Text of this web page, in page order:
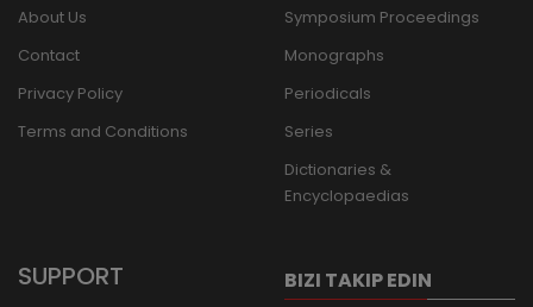
About Us
Contact
Privacy Policy
Terms and Conditions
Symposium Proceedings
Monographs
Periodicals
Series
Dictionaries &
Encyclopaedias
SUPPORT BIZI TAKIP EDIN